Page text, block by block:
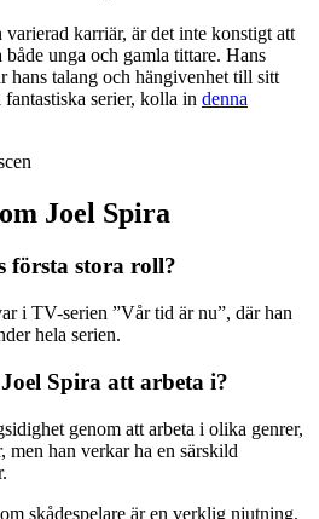
karriär, är det inte konstigt att
unga och gamla tittare. Hans
hans talang och hängivenhet till sitt
serier, kolla in denna
Joel Spira
första stora roll?
i TV-serien ”Vår tid är nu”, där han
hela serien.
Spira att arbeta i?
genom att arbeta i olika genrer,
han verkar ha en särskild
skådespelare är en verklig njutning.